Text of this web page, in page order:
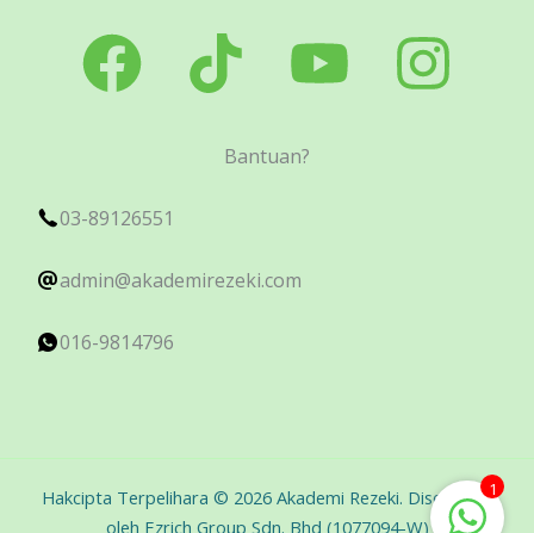
Bantuan?
03-89126551
admin@akademirezeki.com
016-9814796
Hakcipta Terpelihara © 2026 Akademi Rezeki. Disediakan
oleh Ezrich Group Sdn. Bhd (1077094-W)
1